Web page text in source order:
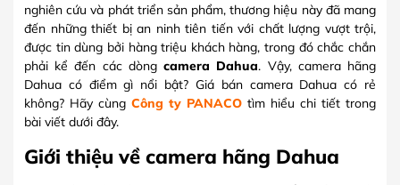
nghiên cứu và phát triển sản phẩm, thương hiệu này đã mang
đến những thiết bị an ninh tiên tiến với chất lượng vượt trội,
được tin dùng bởi hàng triệu khách hàng, trong đó chắc chắn
phải kể đến các dòngcamera Dahua. Vậy, camera hãng
Dahua có điểm gì nổi bật? Giá bán camera Dahua có rẻ
không? Hãy cùng Công ty PANACO tìm hiểu chi tiết trong
bài viết dưới đây.
Giới thiệu về camera hãng Dahua